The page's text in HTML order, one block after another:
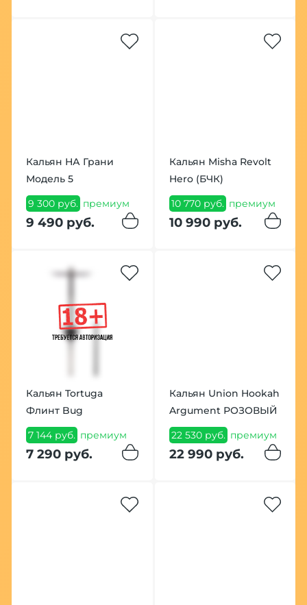
Кальян НА Грани
Модель 5
9 300 руб. премиум
9 490 руб.
Кальян Misha Revolt
Hero (БЧК)
10 770 руб. премиум
10 990 руб.
Кальян Tortuga
Флинт Bug
7 144 руб. премиум
7 290 руб.
Кальян Union Hookah
Argument РОЗОВЫЙ
22 530 руб. премиум
22 990 руб.